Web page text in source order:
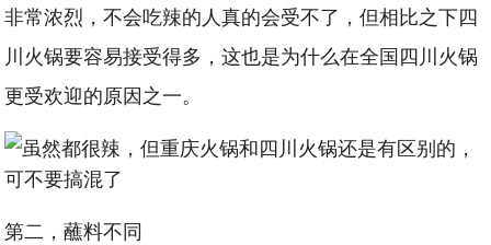
非常浓烈，不会吃辣的人真的会受不了，但相比之下四
川火锅要容易接受得多，这也是为什么在全国四川火锅
更受欢迎的原因之一。
第二，蘸料不同